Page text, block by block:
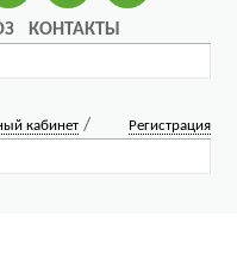
КОНТАКТЫ
кабинет / Регистрация